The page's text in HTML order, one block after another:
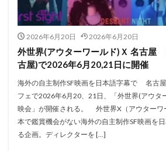
2026年6月20日 2026年6月20日
外世界(アウターワールド)Ｘ 名古屋
古屋)で2026年6月20,21日に開催
海外の自主制作SF映画を日本語字幕で 名古
フェで2026年6月20、21日、「外世界(アウタ
映会」が開催される。 外世界X（アウターワ
本で鑑賞機会がない海外の自主制作SF映画を
る企画。ディレクターを […]